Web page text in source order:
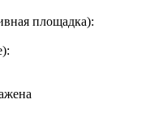
площадка):